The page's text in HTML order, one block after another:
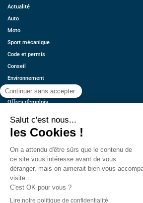
Actualité
Auto
Moto
Sport mécanique
Code et permis
Conseil
Environnement
Économie
Offres d’emplois
Contact
Estimez votre voiture
Mentions légales
CGU